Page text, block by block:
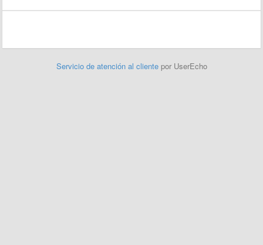
Servicio de atención al cliente por UserEcho